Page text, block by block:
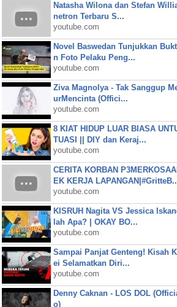
Natasha Wilona dan Stefan
netron Terbaru S...
youtube.com
Novel Baswedan Tunjukkan
n Foto Pelaku Peng...
youtube.com
Ziva Magnolya - Tak Sanggup
urMencinta (Offici...
youtube.com
8 KIAT HIDUP LUAR BIASA
TUASI || DIY dan Keraj...
youtube.com
CERITA KORBAN
EK KERJA
youtube.com
KISRUH Nagita VS Jessica
lah Apa? | OKAY BO...
youtube.com
Sampai Panjat Genteng! Kisah
ei Selamatkan Diri...
youtube.com
Denny Caknan - LOS DOL
o)